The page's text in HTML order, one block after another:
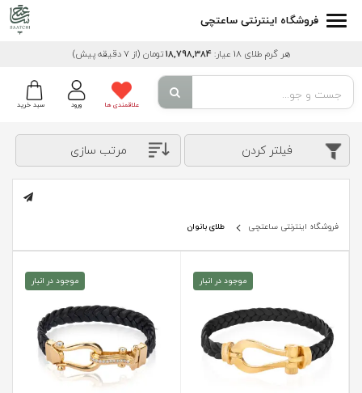
فروشگاه اینترنتی ساعتچی
هر گرم طلای 18 عیار: 18,798,384تومان (از 7 دقیقه پیش)
سبد خرید ورود علاقمندی ها
فیلتر کردن مرتب سازی
فروشگاه اینترنتی ساعتچی طلای بانوان
موجود در انبار موجود در انبار